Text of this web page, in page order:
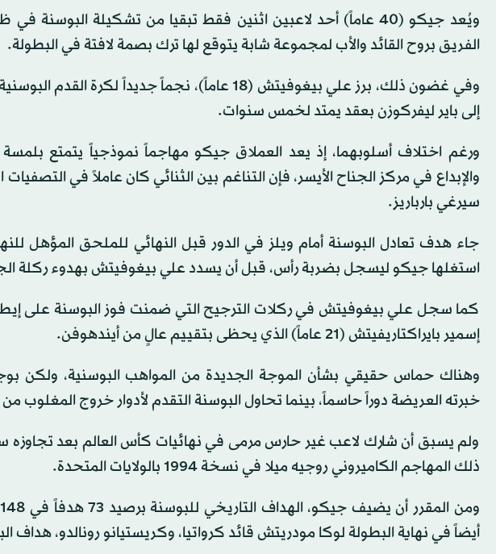
الفريق بروح القائد والأب لمجموعة شابة يتوقع لها ترك بصمة لافتة في البطولة.
وفي غضون ذلك، برز علي بيغوفيتش (18 عاماً)، نجماً
إلى باير ليفركوزن بعقد يمتد لخمس سنوات.
ورغم اختلاف أسلوبهما، إذ يعد العملاق جيكو مهاجماً نموذجياً يتمتع
والإبداع في مركز الجناح الأيسر، فإن التناغم بين الثنائي كان عاملاً في
سيرغي بارباريز.
جاء هدف تعادل البوسنة أمام ويلز في الدور قبل النهائي للملحق المؤهل
استغلها جيكو ليسجل بضربة رأس، قبل أن يسدد علي بيغوفيتش بهدوء ركلة
كما سجل علي بيغوفيتش في ركلات الترجيح التي ضمنت فوز البوسنة على
إسمير بايراكتاريفيتش (21 عاماً) الذي يحظى بتقييم عالٍ من أيندهوفن.
وهناك حماس حقيقي بشأن الموجة الجديدة من المواهب البوسنية، ولكن
خبرته العريضة دوراً حاسماً، بينما تحاول البوسنة التقدم لأدوار خروج
ولم يسبق أن شارك لاعب غير حارس مرمى في نهائيات كأس العالم بعد
ذلك المهاجم الكاميروني روجيه ميلا في نسخة 1994 بالولايات المتحدة.
أيضاً في نهاية البطولة لوكا مودريتش قائد كرواتيا، وكريستيانو رونالدو، هداف